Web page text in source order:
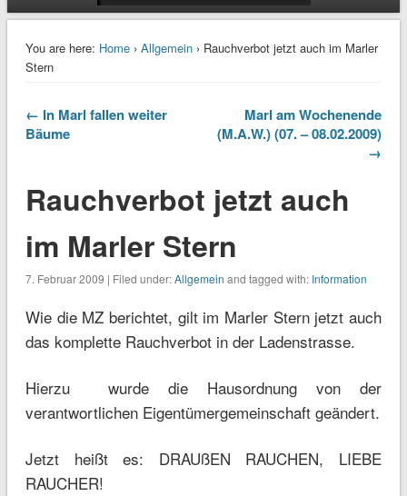
You are here: Home› Allgemein› Rauchverbot jetzt auch im Marler
Stern
← In Marl fallen weiter
Bäume
Marl am Wochenende
(M.A.W.) (07. – 08.02.2009)
→
Rauchverbot jetzt auch
im Marler Stern
7. Februar 2009 | Filed under:Allgemein and tagged with: Information
Wie die MZ berichtet, gilt im Marler Stern jetzt auch
das komplette Rauchverbot in der Ladenstrasse.
Hierzu wurde die Hausordnung von der
verantwortlichen Eigentümergemeinschaft geändert.
Jetzt heißt es: DRAUßEN RAUCHEN, LIEBE
RAUCHER!